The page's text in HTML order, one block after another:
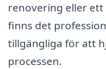
renovering eller
finns det
tillgängliga för att
processen.